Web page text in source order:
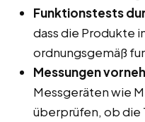
Funktionstests
dass die Produkte
ordnungsgemäß
Messungen
Messgeräten wie
überprüfen, ob die